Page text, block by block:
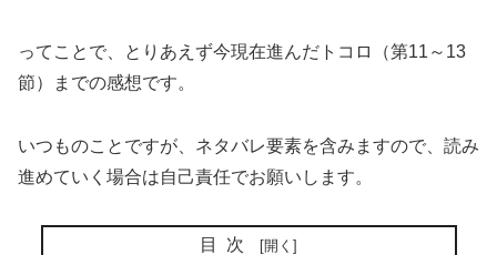
ってことで、とりあえず今現在進んだトコロ（第11～13
節）までの感想です。
いつものことですが、ネタバレ要素を含みますので、読み
進めていく場合は自己責任でお願いします。
目次